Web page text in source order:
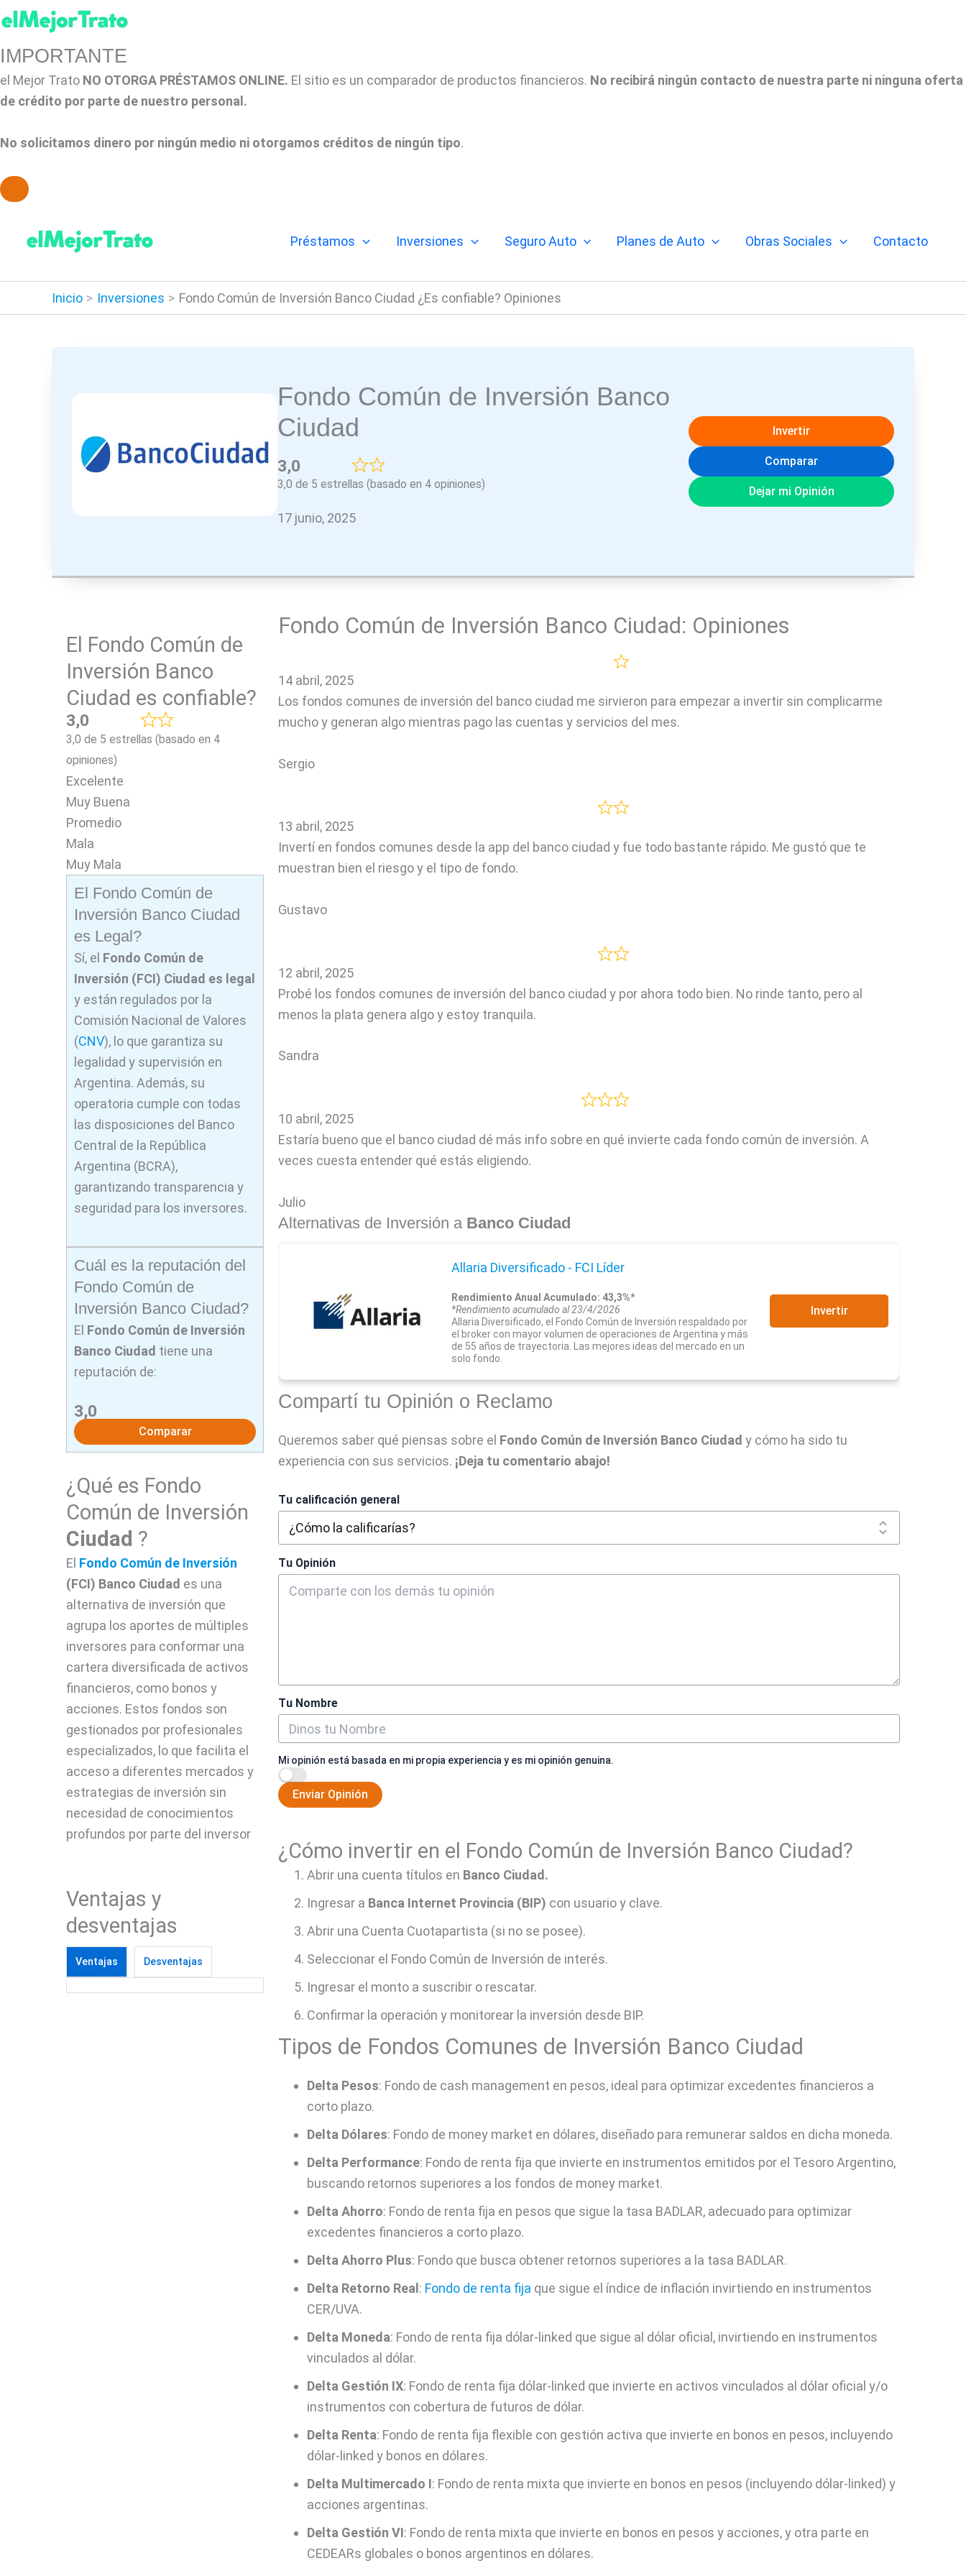
IMPORTANTE
el Mejor Trato NO OTORGA PRÉSTAMOS ONLINE. El sitio es un comparador de productos financieros. No recibirá ningún contacto de nuestra parte ni ninguna oferta
de crédito por parte de nuestro personal.
No solicitamos dinero por ningún medio ni otorgamos créditos de ningún tipo.
contenido
Préstamos Inversiones Seguro Auto Planes de Auto Obras Sociales Contacto
Inicio Inversiones Fondo Común de Inversión Banco Ciudad ¿Es confiable? Opiniones
Fondo Común de Inversión Banco
Ciudad
3,0
3,0 de 5 estrellas (basado en 4 opiniones)
17 junio, 2025
Invertir
Comparar
Dejar mi Opinión
El Fondo Común de
Inversión Banco
Ciudad es confiable?
3,0
3,0 de 5 estrellas (basado en 4
opiniones)
Excelente
Muy Buena
Promedio
Mala
Muy Mala
El Fondo Común de
Inversión Banco Ciudad
es Legal?
Sí, el Fondo Común de
Inversión (FCI) Ciudad es legal
y están regulados por la
Comisión Nacional de Valores
(CNV), lo que garantiza su
legalidad y supervisión en
Argentina. Además, su
operatoria cumple con todas
las disposiciones del Banco
Central de la República
Argentina (BCRA),
garantizando transparencia y
seguridad para los inversores.
Cuál es la reputación del
Fondo Común de
Inversión Banco Ciudad?
El Fondo Común de Inversión
Banco Ciudad tiene una
reputación de:
3,0
Comparar
¿Qué es Fondo
Común de Inversión
Ciudad ?
El Fondo Común de Inversión
(FCI) Banco Ciudad es una
alternativa de inversión que
agrupa los aportes de múltiples
inversores para conformar una
cartera diversificada de activos
financieros, como bonos y
acciones. Estos fondos son
gestionados por profesionales
especializados, lo que facilita el
acceso a diferentes mercados y
estrategias de inversión sin
necesidad de conocimientos
profundos por parte del inversor
Ventajas y
desventajas
Ventajas Desventajas
Fondo Común de Inversión Banco Ciudad: Opiniones
14 abril, 2025
Los fondos comunes de inversión del banco ciudad me sirvieron para empezar a invertir sin complicarme
mucho y generan algo mientras pago las cuentas y servicios del mes.
Sergio
13 abril, 2025
Invertí en fondos comunes desde la app del banco ciudad y fue todo bastante rápido. Me gustó que te
muestran bien el riesgo y el tipo de fondo.
Gustavo
12 abril, 2025
Probé los fondos comunes de inversión del banco ciudad y por ahora todo bien. No rinde tanto, pero al
menos la plata genera algo y estoy tranquila.
Sandra
10 abril, 2025
Estaría bueno que el banco ciudad dé más info sobre en qué invierte cada fondo común de inversión. A
veces cuesta entender qué estás eligiendo.
Julio
Alternativas de Inversión a Banco Ciudad
Allaria Diversificado - FCI Líder
Rendimiento Anual Acumulado: 43,3%*
*Rendimiento acumulado al 23/4/2026
Allaria Diversificado, el Fondo Común de Inversión respaldado por
el broker con mayor volumen de operaciones de Argentina y más
de 55 años de trayectoria. Las mejores ideas del mercado en un
solo fondo.
Invertir
Compartí tu Opinión o Reclamo
Queremos saber qué piensas sobre el Fondo Común de Inversión Banco Ciudad y cómo ha sido tu
experiencia con sus servicios. ¡Deja tu comentario abajo!
Tu calificación general
Tu Opinión
Tu Nombre
Mi opinión está basada en mi propia experiencia y es mi opinión genuina.
Enviar Opinión
¿Cómo invertir en el Fondo Común de Inversión Banco Ciudad?
Abrir una cuenta títulos en Banco Ciudad.
Ingresar a Banca Internet Provincia (BIP) con usuario y clave.
Abrir una Cuenta Cuotapartista (si no se posee).
Seleccionar el Fondo Común de Inversión de interés.
Ingresar el monto a suscribir o rescatar.
Confirmar la operación y monitorear la inversión desde BIP.
Tipos de Fondos Comunes de Inversión Banco Ciudad
Delta Pesos: Fondo de cash management en pesos, ideal para optimizar excedentes financieros a
corto plazo.
Delta Dólares: Fondo de money market en dólares, diseñado para remunerar saldos en dicha moneda.
Delta Performance: Fondo de renta fija que invierte en instrumentos emitidos por el Tesoro Argentino,
buscando retornos superiores a los fondos de money market.
Delta Ahorro: Fondo de renta fija en pesos que sigue la tasa BADLAR, adecuado para optimizar
excedentes financieros a corto plazo.
Delta Ahorro Plus: Fondo que busca obtener retornos superiores a la tasa BADLAR.
Delta Retorno Real : Fondo de renta fija que sigue el índice de inflación invirtiendo en instrumentos
CER/UVA.
Delta Moneda: Fondo de renta fija dólar-linked que sigue al dólar oficial, invirtiendo en instrumentos
vinculados al dólar.
Delta Gestión IX: Fondo de renta fija dólar-linked que invierte en activos vinculados al dólar oficial y/o
instrumentos con cobertura de futuros de dólar.
Delta Renta: Fondo de renta fija flexible con gestión activa que invierte en bonos en pesos, incluyendo
dólar-linked y bonos en dólares.
Delta Multimercado I: Fondo de renta mixta que invierte en bonos en pesos (incluyendo dólar-linked) y
acciones argentinas.
Delta Gestión VI: Fondo de renta mixta que invierte en bonos en pesos y acciones, y otra parte en
CEDEARs globales o bonos argentinos en dólares.